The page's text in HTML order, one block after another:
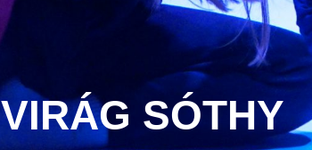
VIRÁG SÓTHY